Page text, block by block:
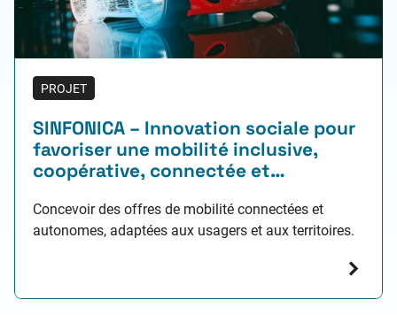
PROJET
SINFONICA – Innovation sociale pour
favoriser une mobilité inclusive,
coopérative, connectée et
Concevoir des offres de mobilité connectées et
autonomes, adaptées aux usagers et aux territoires.